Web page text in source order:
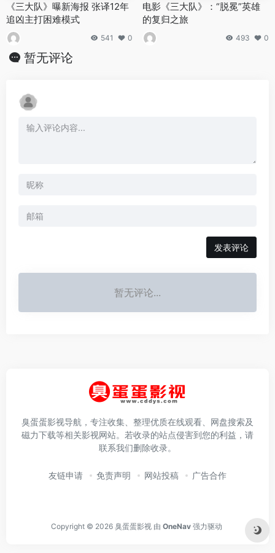
《三大队》曝新海报 张译12年
追凶主打困难模式
541 0
电影《三大队》：“脱冕”英雄
的复归之旅
493 0
暂无评论
发表评论
暂无评论...
臭蛋蛋影视导航，专注收集、整理优质在线观看、网盘搜索及
磁力下载等相关影视网站。若收录的站点侵害到您的利益，请
联系我们删除收录。
友链申请 免责声明 网站投稿 广告合作
Copyright © 2026 臭蛋蛋影视 由 OneNav 强力驱动